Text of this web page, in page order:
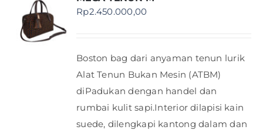
Rp2.450.000,00
Boston bag dari anyaman tenun lurik
Alat Tenun Bukan Mesin (ATBM)
diPadukan dengan handel dan
rumbai kulit sapi.Interior dilapisi kain
suede, dilengkapi kantong dalam dan